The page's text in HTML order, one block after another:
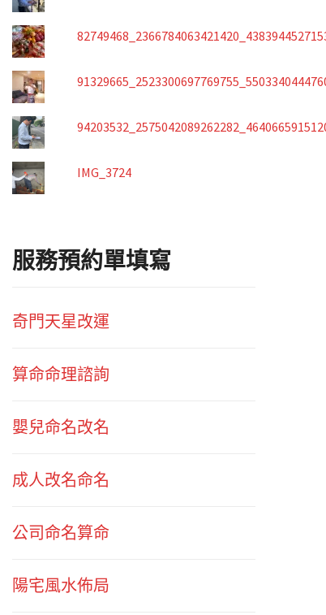
IMG_3724
服務預約單填寫
奇門天星改運
算命命理諮詢
嬰兒命名改名
成人改名命名
公司命名算命
陽宅風水佈局